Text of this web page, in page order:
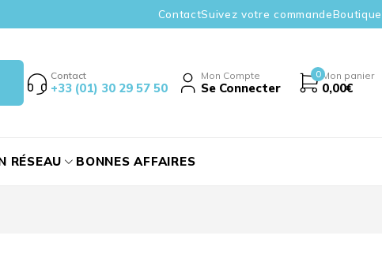
ContactSuivez votre commandeBoutique
Contact
+33 (01) 30 29 57 50
Mon Compte
Se Connecter
0 Mon panier
0,00€
RÉSEAU BONNES AFFAIRES